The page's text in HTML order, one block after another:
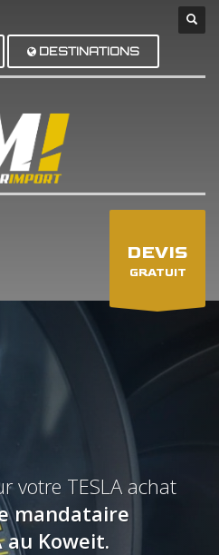
DESTINATIONS
DEVIS
GRATUIT
votre TESLA achat
mandataire
au Koweit.